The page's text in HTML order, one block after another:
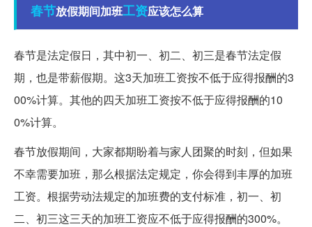
春节放假期间加班工资应该怎么算
春节是法定假日，其中初一、初二、初三是春节法定假
期，也是带薪假期。这3天加班工资按不低于应得报酬的3
00%计算。其他的四天加班工资按不低于应得报酬的10
0%计算。
春节放假期间，大家都期盼着与家人团聚的时刻，但如果
不幸需要加班，那么根据法定规定，你会得到丰厚的加班
工资。根据劳动法规定的加班费的支付标准，初一、初
二、初三这三天的加班工资应不低于应得报酬的300%。